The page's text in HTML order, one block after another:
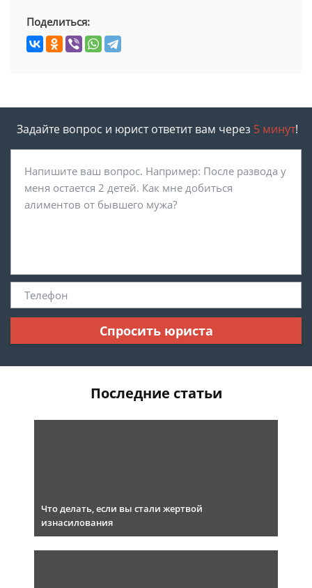
Поделиться:
Задайте вопрос и юрист ответит вам через 5 минут!
Спросить юриста
Последние статьи
Что делать, если вы стали жертвой
изнасилования